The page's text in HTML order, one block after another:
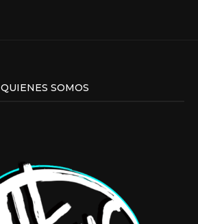
QUIENES SOMOS